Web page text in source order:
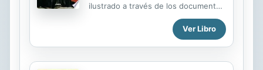
ilustrado a través de los documentos
que han cambiado el curso de la
historia de Europa. El nacimiento y
desarrollo de Europa como
realizar un viaje por el tiempo que
Ver Libro